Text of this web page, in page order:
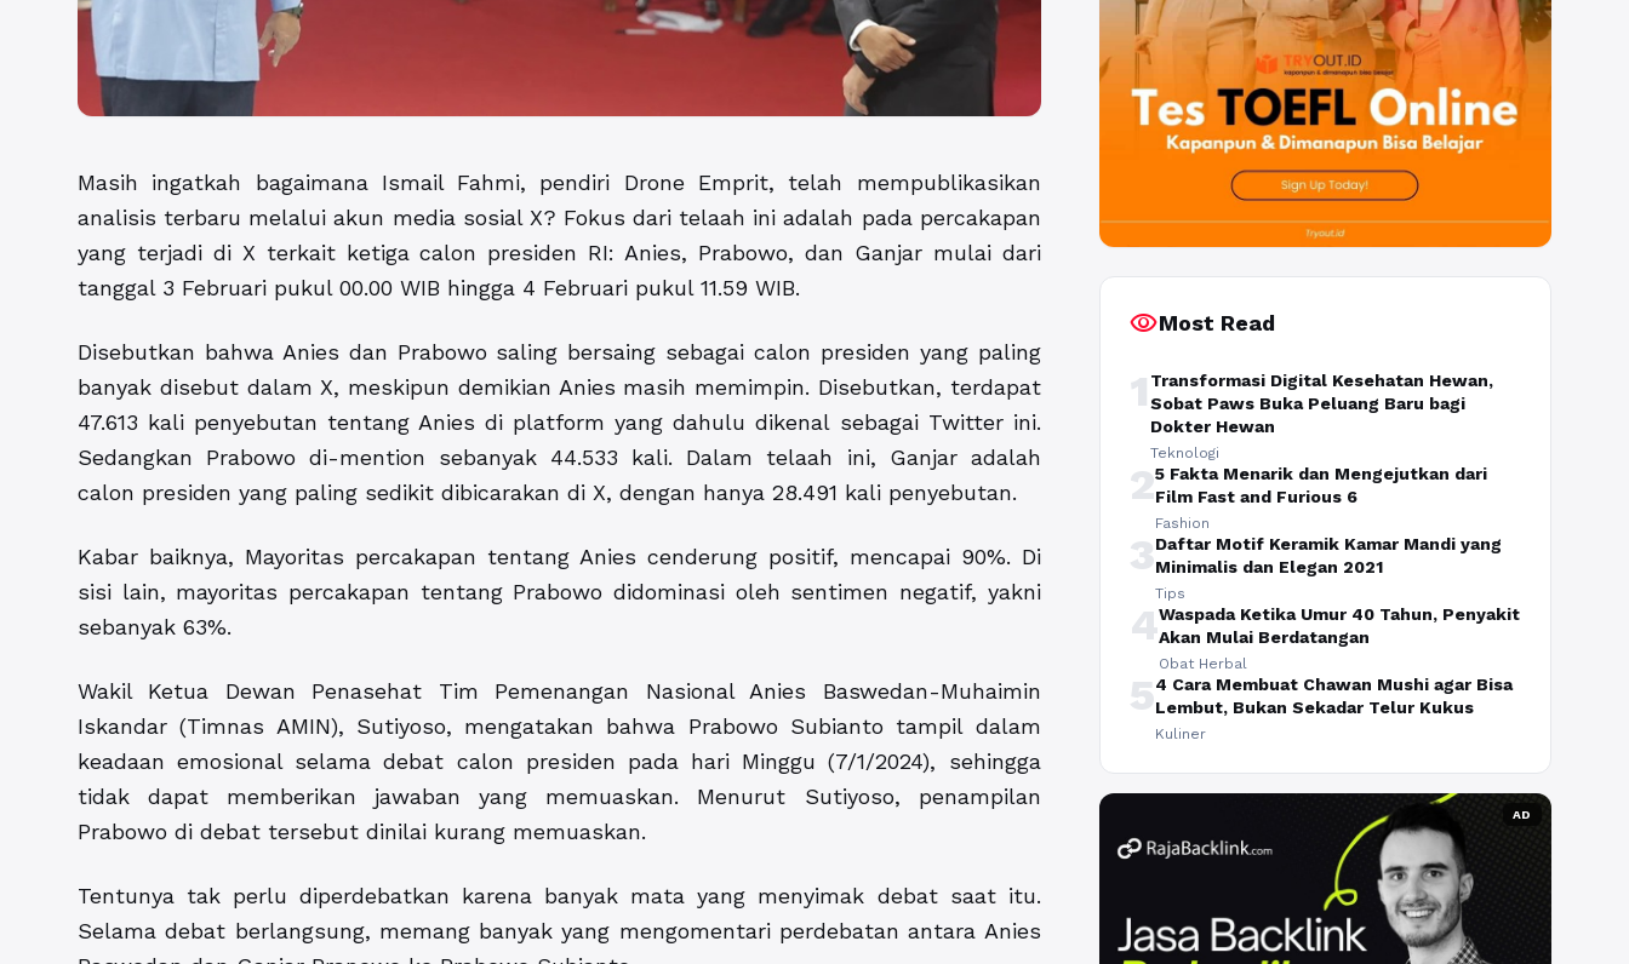
Masih ingatkah bagaimana Ismail Fahmi, pendiri Drone Emprit, telah mempublikasikan
analisis terbaru melalui akun media sosial X? Fokus dari telaah ini adalah pada percakapan
yang terjadi di X terkait ketiga calon presiden RI: Anies, Prabowo, dan Ganjar mulai dari
tanggal 3 Februari pukul 00.00 WIB hingga 4 Februari pukul 11.59 WIB.
Disebutkan bahwa Anies dan Prabowo saling bersaing sebagai calon presiden yang paling
banyak disebut dalam X, meskipun demikian Anies masih memimpin. Disebutkan, terdapat
47.613 kali penyebutan tentang Anies di platform yang dahulu dikenal sebagai Twitter ini.
Sedangkan Prabowo di-mention sebanyak 44.533 kali. Dalam telaah ini, Ganjar adalah
calon presiden yang paling sedikit dibicarakan di X, dengan hanya 28.491 kali penyebutan.
Kabar baiknya, Mayoritas percakapan tentang Anies cenderung positif, mencapai 90%. Di
sisi lain, mayoritas percakapan tentang Prabowo didominasi oleh sentimen negatif, yakni
sebanyak 63%.
Wakil Ketua Dewan Penasehat Tim Pemenangan Nasional Anies Baswedan-Muhaimin
Iskandar (Timnas AMIN), Sutiyoso, mengatakan bahwa Prabowo Subianto tampil dalam
keadaan emosional selama debat calon presiden pada hari Minggu (7/1/2024), sehingga
tidak dapat memberikan jawaban yang memuaskan. Menurut Sutiyoso, penampilan
Prabowo di debat tersebut dinilai kurang memuaskan.
Tentunya tak perlu diperdebatkan karena banyak mata yang menyimak debat saat itu.
Selama debat berlangsung, memang banyak yang mengomentari perdebatan antara Anies
visibilityMost Read
1 Transformasi Digital Kesehatan Hewan,
Sobat Paws Buka Peluang Baru bagi
Dokter Hewan
Teknologi
25 Fakta Menarik dan Mengejutkan dari
Film Fast and Furious 6
Fashion
3Daftar Motif Keramik Kamar Mandi yang
Minimalis dan Elegan 2021
Tips
4Waspada Ketika Umur 40 Tahun, Penyakit
Akan Mulai Berdatangan
Obat Herbal
54 Cara Membuat Chawan Mushi agar Bisa
Lembut, Bukan Sekadar Telur Kukus
Kuliner
AD